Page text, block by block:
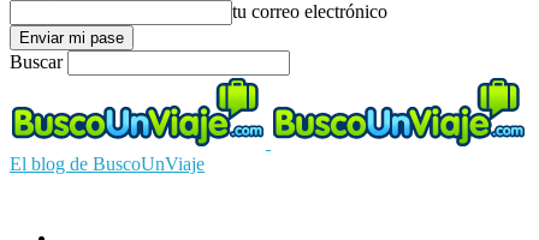
tu correo electrónico
Buscar
El blog de BuscoUnViaje